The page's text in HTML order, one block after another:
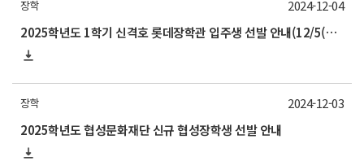
장학
2025학년도 1학기 신격호 롯데장학관 입주생 선발 안내(12/5(목) 10:00 기한엄수)
2024-12-04
장학
2025학년도 협성문화재단 신규 협성장학생 선발 안내
2024-12-03